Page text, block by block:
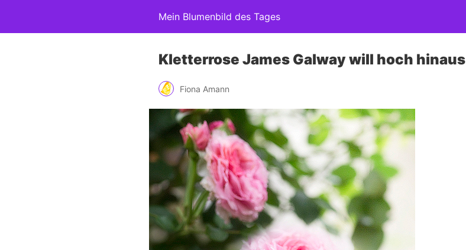
Mein Blumenbild des Tages
Kletterrose James Galway will hoch hinaus
Fiona Amann